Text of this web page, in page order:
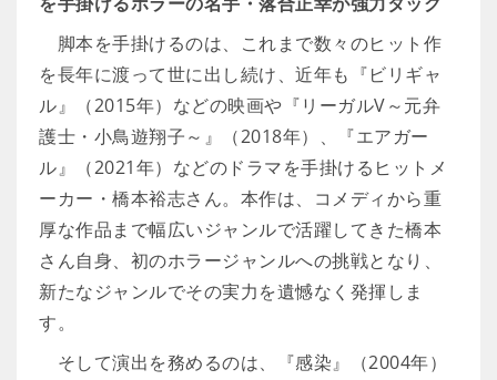
脚本を手掛けるのは、これまで数々のヒット作
を長年に渡って世に出し続け、近年も『ビリギャ
ル』（2015年）などの映画や『リーガルV～元弁
護士・小鳥遊翔子～』（2018年）、『エアガー
ル』（2021年）などのドラマを手掛けるヒットメ
ーカー・橋本裕志さん。本作は、コメディから重
厚な作品まで幅広いジャンルで活躍してきた橋本
さん自身、初のホラージャンルへの挑戦となり、
新たなジャンルでその実力を遺憾なく発揮しま
す。
そして演出を務めるのは、『感染』（2004年）